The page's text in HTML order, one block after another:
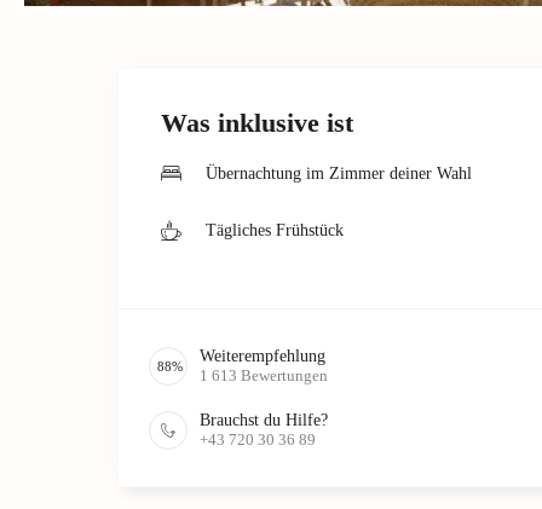
Was inklusive ist
Übernachtung im Zimmer deiner Wahl
Tägliches Frühstück
88%
Weiterempfehlung
1 613 Bewertungen
Brauchst du Hilfe?
+43 720 30 36 89